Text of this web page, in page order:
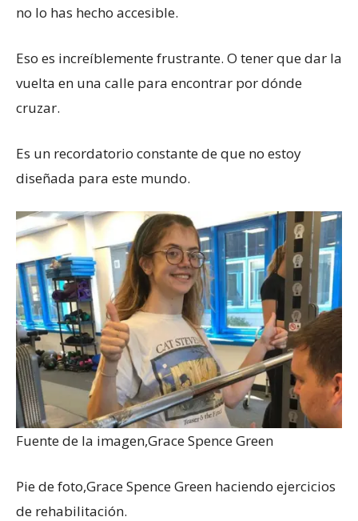
no lo has hecho accesible.
Eso es increíblemente frustrante. O tener que dar la
vuelta en una calle para encontrar por dónde
cruzar.
Es un recordatorio constante de que no estoy
diseñada para este mundo.
Fuente de la imagen,Grace Spence Green
Pie de foto,Grace Spence Green haciendo ejercicios
de rehabilitación.